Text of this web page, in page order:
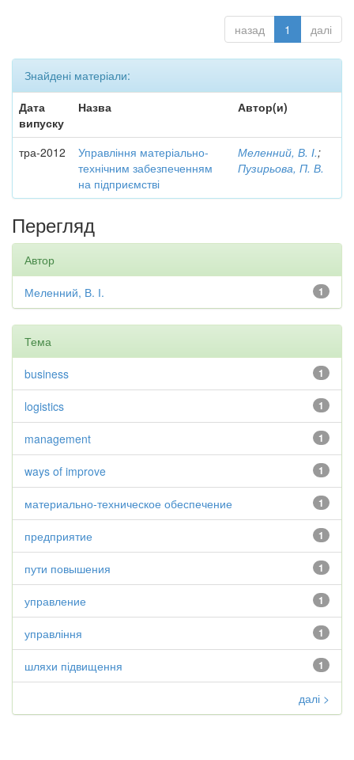
назад 1 далі
Знайдені матеріали:
Дата
випуску
Назва Автор(и)
тра-2012
Управління матеріально-
технічним забезпеченням
на підприємстві
Меленний, В. І.;
Пузирьова, П. В.
Перегляд
Автор
1
Меленний, В. І.
Тема
1
business
1
logistics
1
management
1
ways of improve
1
материально-техническое обеспечение
1
предприятие
1
пути повышения
1
управление
1
управління
1
шляхи підвищення
далі >